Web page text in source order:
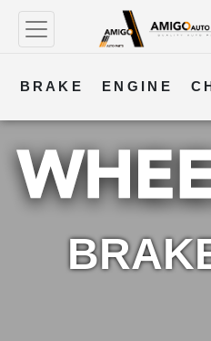
BRAKE ENGINE
COOLING STEERING
TRANSMISSION